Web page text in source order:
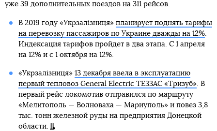
уже 39 дополнительных поездов на 311 рейсов.
В 2019 году «Укрзалізниця» планирует поднять тарифы
на перевозку пассажиров по Украине дважды на 12%.
Индексация тарифов пройдет в два этапа. С 1 апреля
на 12% и с 1 октября на 12%.
«Укрзалізниця» 13 декабря ввела в эксплуатацию
первый тепловоз General Electric ТЕ33АС «Тризуб». В
первый рейс локомотив отправился по маршруту
«Мелитополь — Волноваха — Мариуполь» и повез 3,8
тыс. тонн железной руды на предприятия Донецкой
области.